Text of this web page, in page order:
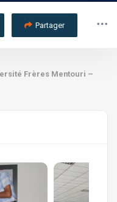
Partager
Frères Mentouri –